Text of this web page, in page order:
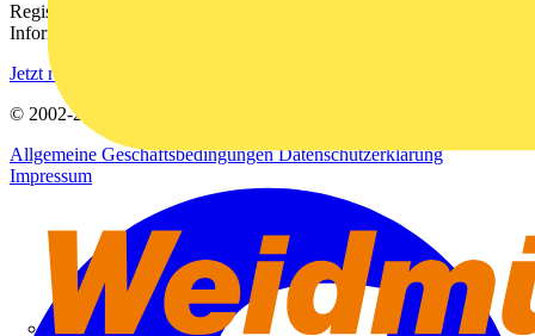
Registrieren Sie sich kostenlos und erhalten Sie stets aktuelle
Informationen aus der Elektroindustrie.
Jetzt registrieren
© 2002-2026
Allgemeine GeschäftsbedingungenDatenschutzerklärung
Impressum